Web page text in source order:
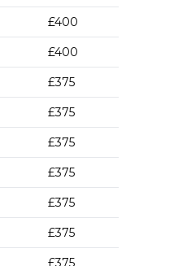
£400
£400
£375
£375
£375
£375
£375
£375
£375